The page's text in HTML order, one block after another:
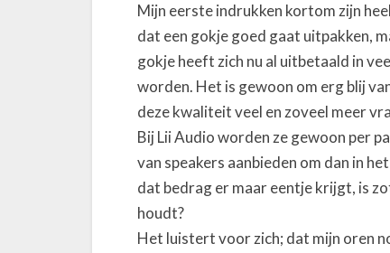
Mijn eerste indrukken kortom zijn
dat een gokje goed gaat uitpakken,
gokje heeft zich nu al uitbetaald in
worden. Het is gewoon om erg blij
deze kwaliteit veel en zoveel meer
Bij Lii Audio worden ze gewoon per
van speakers aanbieden om dan in
dat bedrag er maar eentje krijgt, is
houdt?
Het luistert voor zich; dat mijn oren